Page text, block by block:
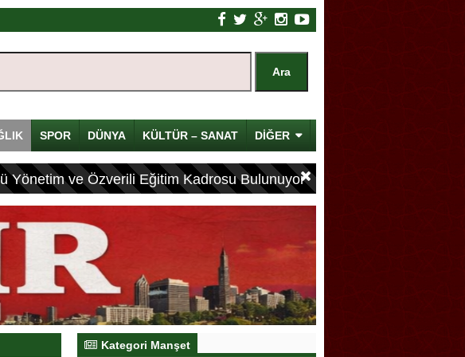
SPOR DÜNYA KÜLTÜR – SANAT DİĞER
Yönetim ve Özverili Eğitim Kadrosu Bulunuyor
Kategori Manşet